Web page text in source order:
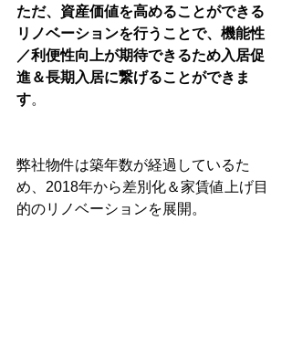
ただ、資産価値を高めることができる
リノベーションを行うことで、機能性
／利便性向上が期待できるため入居促
進＆長期入居に繋げることができま
す。
弊社物件は築年数が経過しているた
め、2018年から差別化＆家賃値上げ目
的のリノベーションを展開。